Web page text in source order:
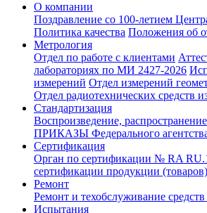
О компании
Поздравление со 100-летием
Политика качества Положения об
Метрология
Отдел по работе с клиентами
лабораториях по МИ 2427-2026
измерений Отдел измерений
Отдел радиотехнических средств
Стандартизация
Воспроизведение,
ПРИКАЗЫ Федерального
Сертификация
Орган по сертификации № RA
сертификации продукции
Ремонт
Ремонт и техобслуживание
Испытания